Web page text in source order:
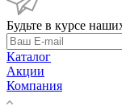
Будьте в курсе
Каталог
Акции
Компания